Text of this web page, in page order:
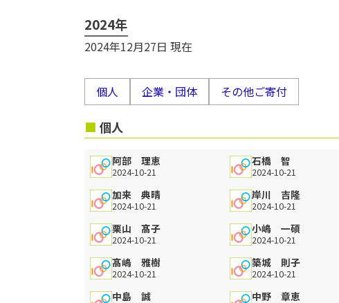
2024年
2024年12月27日 現在
個人 企業・団体 その他ご寄付
個人
阿部 理恵
2024-10-21
石橋 智
2024-10-21
加来 典晴
2024-10-21
岸川 吉隆
2024-10-21
栗山 髙子
2024-10-21
小嶋 一碩
2024-10-21
髙嶋 雅樹
2024-10-21
築城 則子
2024-10-21
中島 誠 中野 章恵